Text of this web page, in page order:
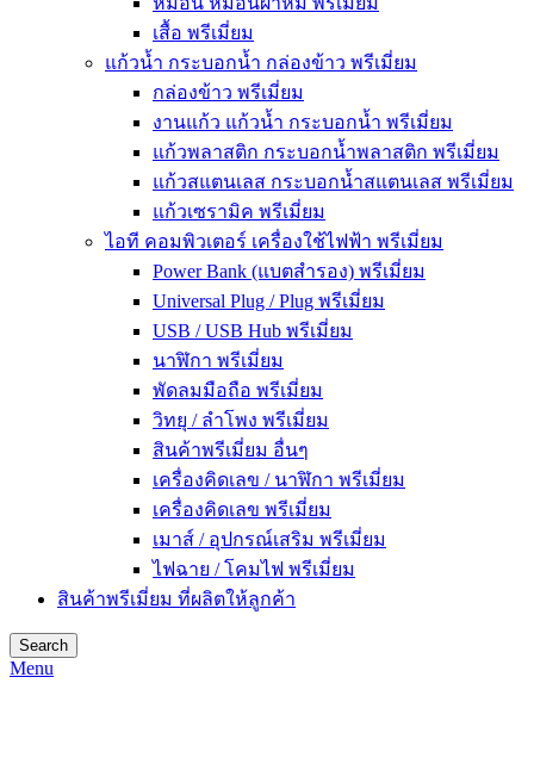
เสื้อ พรีเมี่ยม
แก้วน้ำ กระบอกน้ำ กล่องข้าว พรีเมี่ยม
กล่องข้าว พรีเมี่ยม
งานแก้ว แก้วน้ำ กระบอกน้ำ พรีเมี่ยม
แก้วพลาสติก กระบอกน้ำพลาสติก พรีเมี่ยม
แก้วสแตนเลส กระบอกน้ำสแตนเลส พรีเมี่ยม
แก้วเซรามิค พรีเมี่ยม
ไอที คอมพิวเตอร์ เครื่องใช้ไฟฟ้า พรีเมี่ยม
Power Bank (แบตสำรอง) พรีเมี่ยม
Universal Plug / Plug พรีเมี่ยม
USB / USB Hub พรีเมี่ยม
นาฬิกา พรีเมี่ยม
พัดลมมือถือ พรีเมี่ยม
วิทยุ / ลำโพง พรีเมี่ยม
สินค้าพรีเมี่ยม อื่นๆ
เครื่องคิดเลข / นาฬิกา พรีเมี่ยม
เครื่องคิดเลข พรีเมี่ยม
เมาส์ / อุปกรณ์เสริม พรีเมี่ยม
ไฟฉาย / โคมไฟ พรีเมี่ยม
สินค้าพรีเมี่ยม ที่ผลิตให้ลูกค้า
Search
Menu